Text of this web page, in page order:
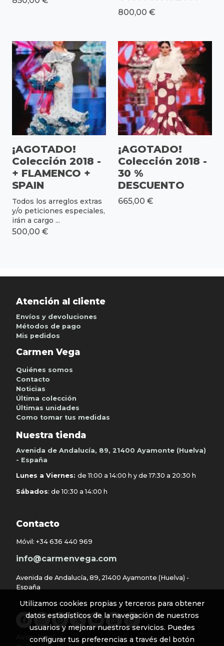
800,00 €
¡AGOTADO!
Colección 2018 -
+ FLAMENCO +
SPAIN
Todos los arreglos extras
y/o peticiones especiales,
irán a cargo ...
500,00 €
¡AGOTADO!
Colección 2018 -
30 %
DESCUENTO
665,00 €
Atención al cliente
Envíos y devoluciones
Métodos de pago
Mis pedidos
Carmen Vega
Quiénes somos
Contacto
Noticias
Última colección
Últimas unidades
Como tomar tus medidas
Nuestra tienda
Avenida de Andalucía, 89, 21400 Ayamonte (Huelva)
- España
Lunes a Viernes: de 11:00 a 14:00 h y de 17:30 a 20:30 h
Sábados: de 10:30 a 14:00 h
Contacto
Móvil: +34 636 440 969
info@carmenvega.com
Avenida de Andalucía, 89, 21400 Ayamonte (Huelva) -
España
Aviso legal
Utilizamos cookies propias y terceros para obtener
datos estadísticos de la navegación de nuestros
usuarios y mejorar nuestros servicios. Puedes
configurar tus preferencias a través del botón